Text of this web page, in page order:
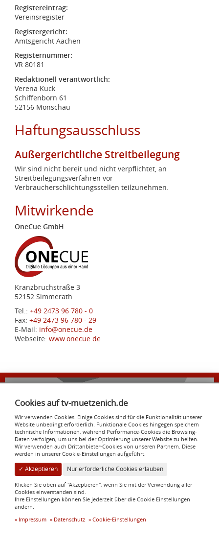
Registereintrag:
Vereinsregister
Registergericht:
Amtsgericht Aachen
Registernummer:
VR 80181
Redaktionell verantwortlich:
Verena Kuck
Schiffenborn 61
52156 Monschau
Haftungsausschluss
Außergerichtliche Streitbeilegung
Wir sind nicht bereit und nicht verpflichtet, an
Streitbeilegungsverfahren vor
Verbraucherschlichtungsstellen teilzunehmen.
Mitwirkende
OneCue GmbH
Kranzbruchstraße 3
52152 Simmerath
Tel.: +49 2473 96 780 - 0
Fax: +49 2473 96 780 - 29
E-Mail: info@onecue.de
Webseite: www.onecue.de
ENSA
TV Eintracht Mützenich 1921 e. V.
Reichensteiner Straße 138
52156 Monschau
info@tv-muetzenich.de
Rechtliches
Informationspflicht
Satzung
Impressum
Cookie-Einstellungen
Cookies auf tv-muetzenich.de
Wir verwenden Cookies. Einige Cookies sind für die Funktionalität unserer
Website unbedingt erforderlich. Funktionale Cookies hingegen speichern
technische Informationen, während Performance-Cookies die Browsing-
Daten verfolgen, um uns bei der Optimierung unserer Website zu helfen.
Wir verwenden auch Drittanbieter-Cookies von unseren Partnern. Diese
werden in unserer Cookie-Einstellungen aufgeführt.
✓ Akzeptieren Nur erforderliche Cookies erlauben
Klicken Sie oben auf "Akzeptieren", wenn Sie mit der Verwendung aller
Cookies einverstanden sind.
Ihre Einstellungen können Sie jederzeit über die Cookie Einstellungen
ändern.
Impressum
Datenschutz Cookie-Einstellungen